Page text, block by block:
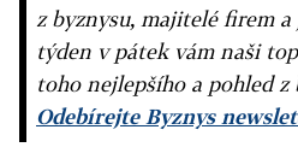
z byznysu, majitelé firem a
týden v pátek vám naši
toho nejlepšího a pohled z
Odebírejte Byznys